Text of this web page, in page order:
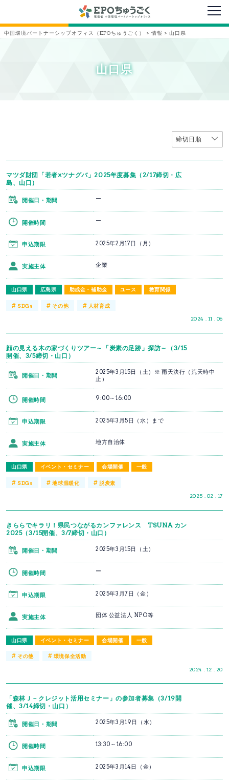
メニ
中国環境パートナーシップオフィス（EPOちゅうごく） > 情報 > 山口県
山口県
マツダ財団「若者×ツナグバ」2025年度募集（2/17締切・広
島、山口）
山口県 広島県 助成金・補助金 ユース 教育関係
2024 . 11 . 06
開催日・期間 ー
開催時間 ー
申込期限 2025年2月17日（月）
実施主体 企業
#SDGs #その他 # 人材育成
顔の見える木の家づくりツアー～「炭素の足跡」探訪～（3/15
開催、3/5締切・山口）
山口県 イベント・セミナー 会場開催 一般
2025 . 02 . 17
開催日・期間
2025年3月15日（土）※ 雨天決行（荒天時中
止）
開催時間 9:00～16:00
申込期限 2025年3月5日（水）まで
実施主体 地方自治体
#SDGs #地球温暖化 # 脱炭素
きららでキラリ！県民つながるカンファレンス TSUNA カン
2025（3/15開催、3/7締切・山口）
山口県 イベント・セミナー 会場開催 一般
2024 . 12 . 20
開催日・期間 2025年3月15日（土）
開催時間 ー
申込期限 2025年3月7日（金）
実施主体 団体 公益法人 NPO等
#その他 # 環境保全活動
「森林Ｊ－クレジット活用セミナー」の参加者募集（3/19開
催、3/14締切・山口）
開催日・期間 2025年3月19日（水）
開催時間 13:30～16:00
申込期限 2025年3月14日（金）